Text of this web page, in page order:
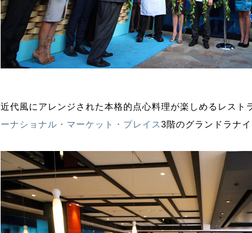
近代風にアレンジされた本格的点心料理が楽しめるレスト
ーナショナル・マーケット・プレイス3階のグランドラナ